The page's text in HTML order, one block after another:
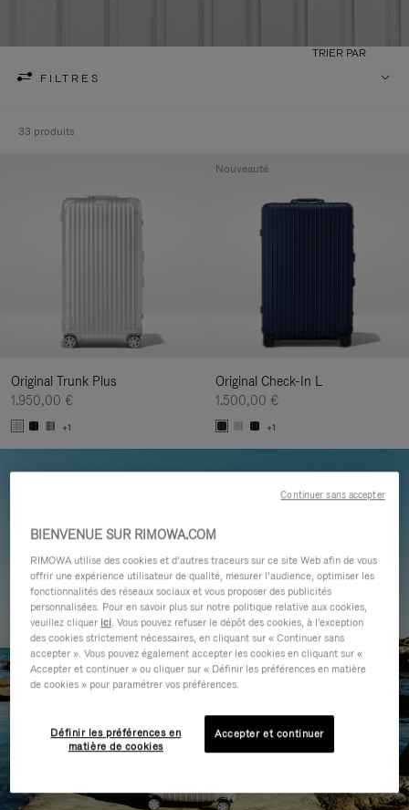
FILTRES
TRIER PAR
33 produits
Original Trunk Plus
1.950,00 €
+1
Original Check-In L
1.500,00 €
+1
Nouveauté
BIENVENUE SUR RIMOWA.COM
RIMOWA utilise des cookies et d’autres traceurs sur ce site Web afin de vous
offrir une expérience utilisateur de qualité, mesurer l’audience, optimiser les
fonctionnalités des réseaux sociaux et vous proposer des publicités
personnalisées. Pour en savoir plus sur notre politique relative aux cookies,
veuillez cliquer ici. Vous pouvez refuser le dépôt des cookies, à l'exception
des cookies strictement nécessaires, en cliquant sur « Continuer sans
accepter ». Vous pouvez également accepter les cookies en cliquant sur «
Accepter et continuer » ou cliquer sur « Définir les préférences en matière
de cookies » pour paramétrer vos préférences.
Définir les préférences en
matière de cookies
Accepter et continuer
Continuer sans accepter